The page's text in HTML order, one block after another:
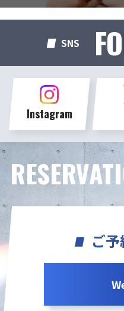
SNS
Instagram
ご